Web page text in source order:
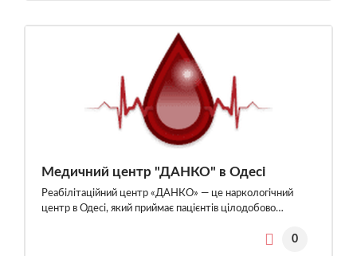
Медичний центр "ДАНКО" в Одесі
Реабілітаційний центр «ДАНКО» — це наркологічний
центр в Одесі, який приймає пацієнтів цілодобово…
0